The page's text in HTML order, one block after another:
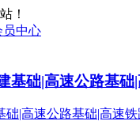
！
员中心
基础|高速公路基